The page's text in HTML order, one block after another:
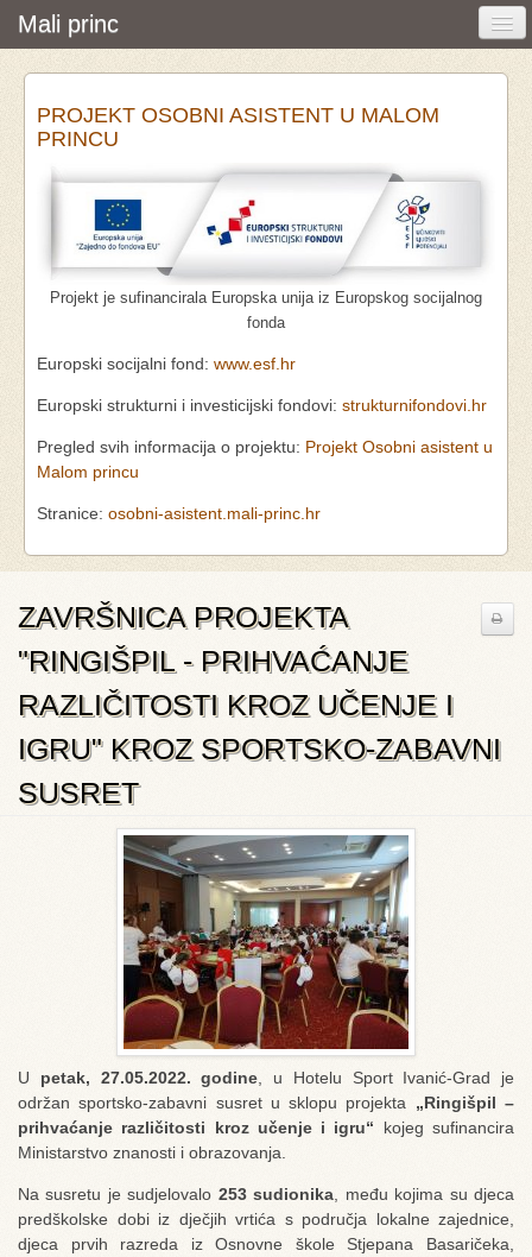
Mali princ
Početna
Vijesti i događanja
Udruga
Pretraživanje
PROJEKT OSOBNI ASISTENT U MALOM
PRINCU
Projekt je sufinancirala Europska unija iz Europskog socijalnog
fonda
Europski socijalni fond: www.esf.hr
Europski strukturni i investicijski fondovi: strukturnifondovi.hr
Pregled svih informacija o projektu: Projekt Osobni asistent u
Malom princu
Stranice: osobni-asistent.mali-princ.hr
ZAVRŠNICA PROJEKTA
"RINGIŠPIL - PRIHVAĆANJE
RAZLIČITOSTI KROZ UČENJE I
IGRU" KROZ SPORTSKO-ZABAVNI
SUSRET
U petak, 27.05.2022. godine , u Hotelu Sport Ivanić-Grad je
održan sportsko-zabavni susret u sklopu projekta „Ringišpil –
prihvaćanje različitosti kroz učenje i igru“ kojeg sufinancira
Ministarstvo znanosti i obrazovanja.
Na susretu je sudjelovalo 253 sudionika , među kojima su djeca
predškolske dobi iz dječjih vrtića s područja lokalne zajednice,
djeca prvih razreda iz Osnovne škole Stjepana Basaričeka,